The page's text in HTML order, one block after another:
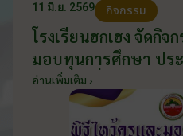
11 มิ.ย. 2569 กิจกรรม
โรงเรียนฮกเฮง จัดกิ
มอบทุนการศึกษา ปร
2569 วันที่ 11 มิถุนายน
อ่านเพิ่มเติม ›